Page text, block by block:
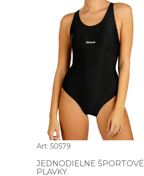
Art: 50579
JEDNODIELNE ŠPORTOVÉ
PLAVKY.